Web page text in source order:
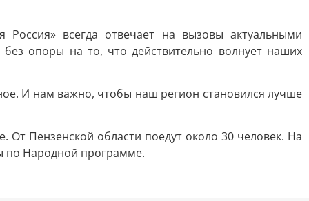
всегда отвечает на вызовы актуальными
опоры на то, что действительно волнует наших
И нам важно, чтобы наш регион становился лучше
Пензенской области поедут около 30 человек. На
по Народной программе.